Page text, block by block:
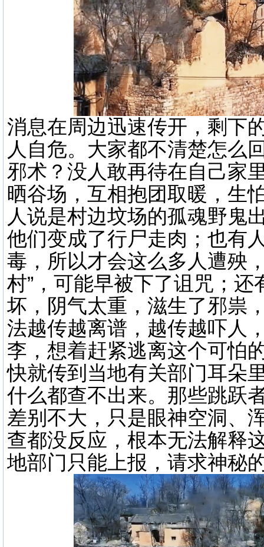
消息在周边迅速传开，剩下
人自危。大家都不清楚怎么
邪术？没人敢再待在自己家
晒谷场，互相抱团取暖，生
人说是村边坟场的孤魂野鬼
他们变成了行尸走肉；也有
毒，所以才会这么多人遭殃
村”，可能早被下了诅咒；
坏，阴气太重，滋生了邪祟
法越传越离谱，越传越吓人
李，想着赶紧逃离这个可怕
快就传到当地有关部门耳朵
什么都查不出来。那些跳跃
差别不大，只是眼神空洞、
查都没反应，根本无法解释
地部门只能上报，请求神秘